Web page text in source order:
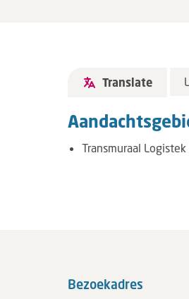
Translate
Transmuraal Logistek
Bezoekadres